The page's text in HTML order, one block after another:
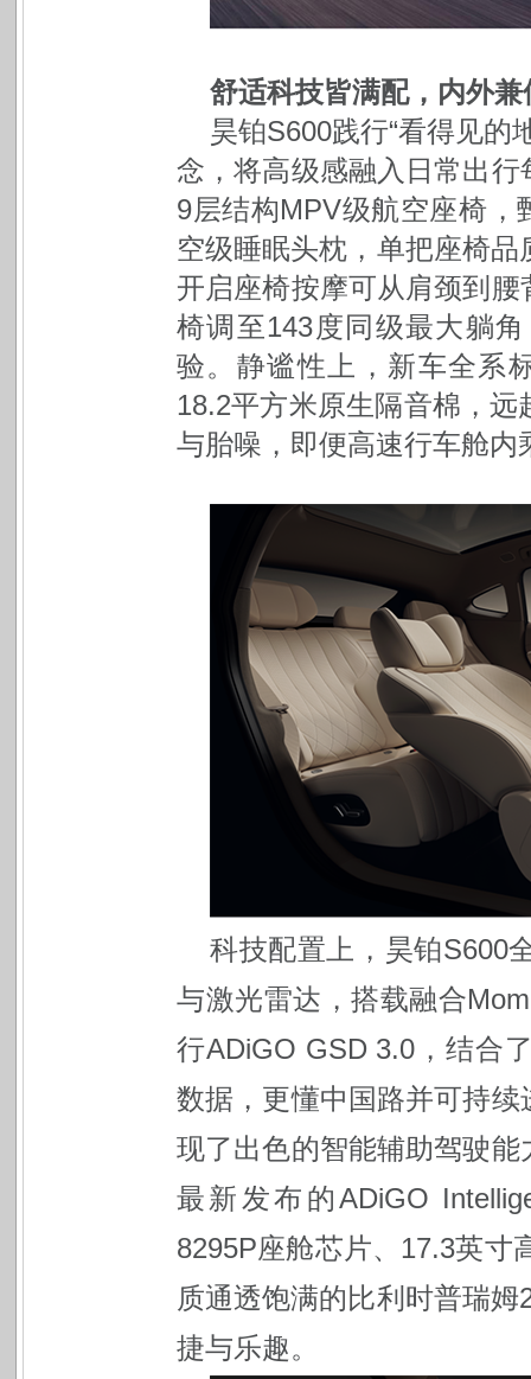
舒适科技皆满配，内外兼
昊铂S600践行“看得见的
念，将高级感融入日常出
9层结构MPV级航空座椅，
空级睡眠头枕，单把座椅
开启座椅按摩可从肩颈到
椅调至143度同级最大躺
验。静谧性上，新车全系
18.2平方米原生隔音棉，
与胎噪，即便高速行车舱内
科技配置上，昊铂S600
与激光雷达，搭载融合
行ADiGO GSD 3.0，结合
数据，更懂中国路并可持
现了出色的智能辅助驾驶
最新发布的ADiGO
8295P座舱芯片、17.3英寸
质通透饱满的比利时普瑞
捷与乐趣。